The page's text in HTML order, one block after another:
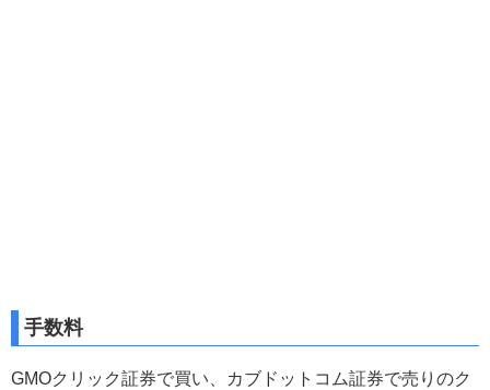
手数料
GMOクリック証券で買い、カブドットコム証券で売りのク